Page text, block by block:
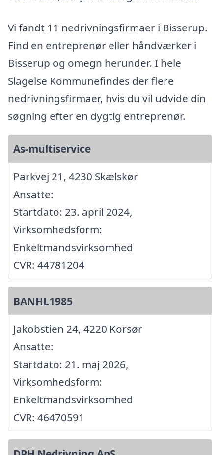
Vi fandt 11 nedrivningsfirmaer i Bisserup.
Find en entreprenør eller håndværker i
Bisserup og omegn herunder. I hele
Slagelse Kommunefindes der flere
nedrivningsfirmaer, hvis du vil udvide din
søgning efter en dygtig entreprenør.
As-multiservice
Parkvej 21, 4230 Skælskør
Ansatte:
Startdato: 23. april 2024,
Virksomhedsform:
Enkeltmandsvirksomhed
CVR: 44781204
BANHL1985
Jakobstien 24, 4220 Korsør
Ansatte:
Startdato: 21. maj 2026,
Virksomhedsform:
Enkeltmandsvirksomhed
CVR: 46470591